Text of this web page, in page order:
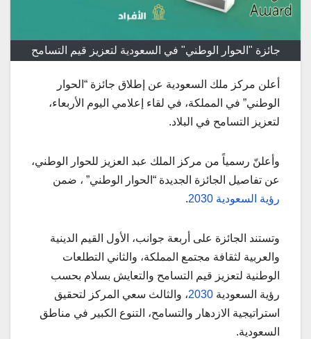
جائزة "الحوار الوطني" في السعودية لتعزيز قيم التسامح
أعلن مركز ملك السعودية عن إطلاق جائزة “الحوار
الوطني” في المملكة، في لقاء إعلامي اليوم الأربعاء،
لتعزيز التسامح في البلاد.
وأعلنّ رسمياً من مركز الملك عبد العزيز للحوار الوطني،
عن تفاصيل الجائزة الجديدة “الحوار الوطني” ، ضمن
رؤية السعودية 2030
.
وتستند الجائزة على أربعة جوانب، الأول القيم الدينية
والعربية لثقافة مجتمع المملكة، والثاني التطلعات
الوطنية لتعزيز قيم التسامح والتعايش بسلام بحسب
رؤية السعودية 2030، والثالث سعي المركز لتحقيق
استراتيجية الازدهار والتسامح، التنوع الكبير في مناطق
السعودية.